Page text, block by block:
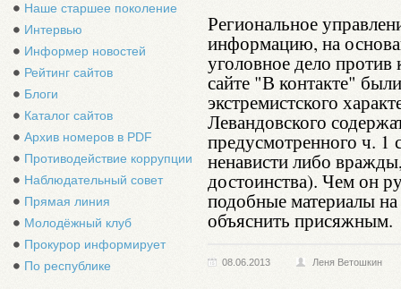
Наше старшее поколение
Интервью
Информер новостей
Рейтинг сайтов
Блоги
Каталог сайтов
Архив номеров в PDF
Противодействие коррупции
Наблюдательный совет
Прямая линия
Молодёжный клуб
Прокурор информирует
По республике
Региональное
информацию, на
уголовное дело
сайте "В контакте"
экстремистского
Левандовского
предусмотренного ч.
ненависти либо
достоинства). Чем он
подобные материалы
объяснить присяжным.
08.06.2013 Леня Ветошкин